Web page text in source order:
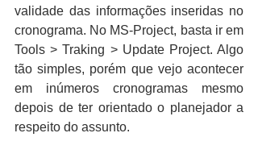
validade das informações inseridas no
cronograma. No MS-Project, basta ir em
Tools > Traking > Update Project. Algo
tão simples, porém que vejo acontecer
em inúmeros cronogramas mesmo
depois de ter orientado o planejador a
respeito do assunto.